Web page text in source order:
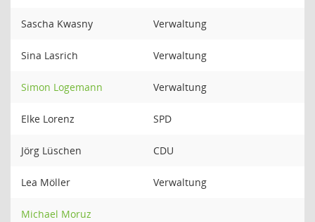
Sascha Kwasny Verwaltung
Sina Lasrich Verwaltung
Simon Logemann Verwaltung
Elke Lorenz SPD
Jörg Lüschen CDU
Lea Möller Verwaltung
Michael Moruz